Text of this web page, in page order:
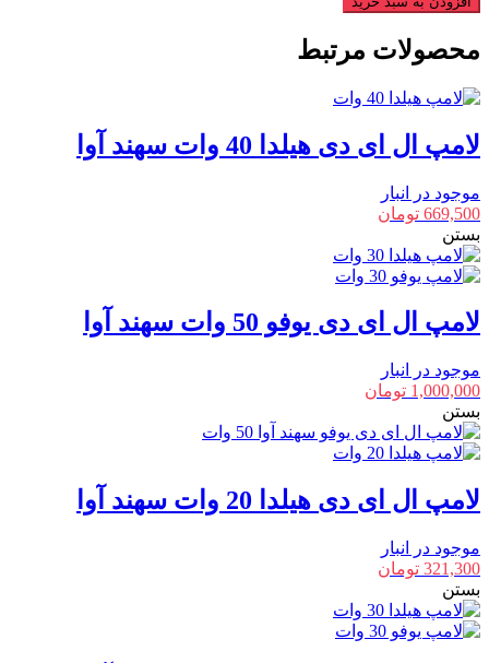
شفاف
وات
آوا
محصولات مرتبط
لامپ ال ای دی هیلدا 40 وات سهند آوا
موجود در انبار
669,500 تومان
بستن
لامپ ال ای دی یوفو 50 وات سهند آوا
موجود در انبار
1,000,000 تومان
بستن
لامپ ال ای دی هیلدا 20 وات سهند آوا
موجود در انبار
321,300 تومان
بستن